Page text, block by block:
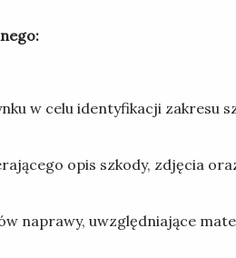
w celu identyfikacji zakresu
opis szkody, zdjęcia
naprawy, uwzględniające